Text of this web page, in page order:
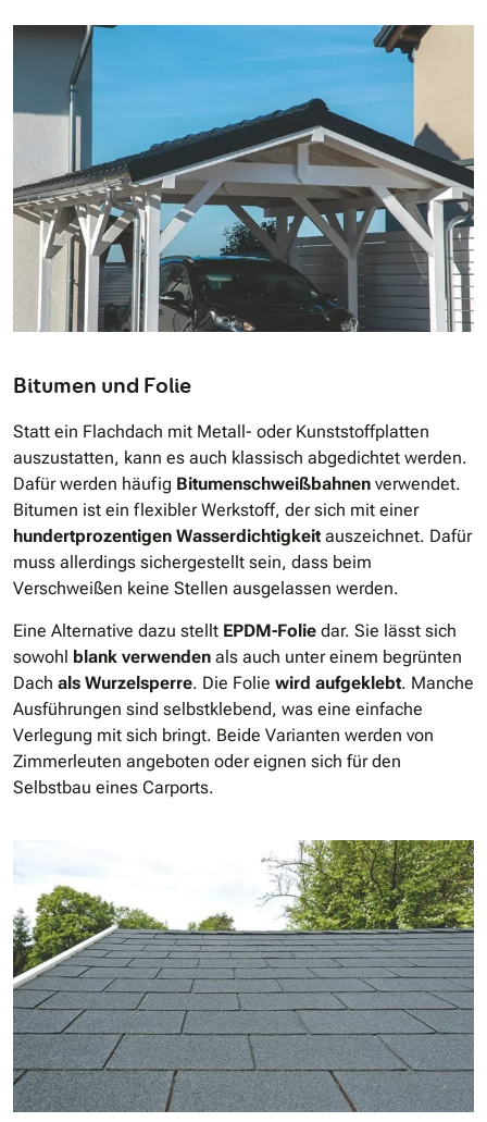
Bitumen und Folie
Statt ein Flachdach mit Metall- oder Kunststoffplatten
auszustatten, kann es auch klassisch abgedichtet werden.
Dafür werden häufig Bitumenschweißbahnen verwendet.
Bitumen ist ein flexibler Werkstoff, der sich mit einer
hundertprozentigen Wasserdichtigkeit auszeichnet. Dafür
muss allerdings sichergestellt sein, dass beim
Verschweißen keine Stellen ausgelassen werden.
Eine Alternative dazu stellt EPDM-Folie dar. Sie lässt sich
sowohl
blank verwenden als auch unter einem begrünten
Dach als Wurzelsperre. Die Folie wird aufgeklebt. Manche
Ausführungen sind selbstklebend, was eine einfache
Verlegung mit sich bringt. Beide Varianten werden von
Zimmerleuten angeboten oder eignen sich für den
Selbstbau eines Carports.